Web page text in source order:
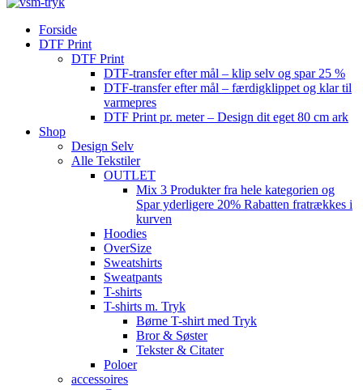
Forside
DTF Print
DTF Print
DTF-transfer efter mål – klip selv og spar 25 %
DTF-transfer efter mål – færdigklippet og klar til
varmepres
DTF Print pr. meter – Design dit eget 80 cm ark
Shop
Design Selv
Alle Tekstiler
OUTLET
Mix 3 Produkter fra hele kategorien og
Spar yderligere 20% Rabatten fratrækkes i
kurven
Hoodies
OverSize
Sweatshirts
Sweatpants
T-shirts
T-shirts m. Tryk
Børne T-shirt med Tryk
Bror & Søster
Tekster & Citater
Poloer
accessoires